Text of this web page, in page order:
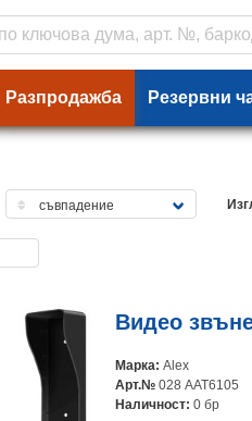
Разпродажба Резервни
Видео
Марка: Alex
Арт.№ 028 AAT6105
Наличност: 0 бр